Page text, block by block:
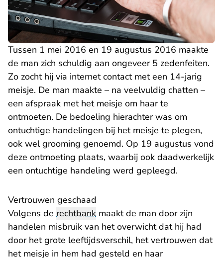
Tussen 1 mei 2016 en 19 augustus 2016 maakte
de man zich schuldig aan ongeveer 5 zedenfeiten.
Zo zocht hij via internet contact met een 14-jarig
meisje. De man maakte – na veelvuldig chatten –
een afspraak met het meisje om haar te
ontmoeten. De bedoeling hierachter was om
ontuchtige handelingen bij het meisje te plegen,
ook wel grooming genoemd. Op 19 augustus vond
deze ontmoeting plaats, waarbij ook daadwerkelijk
een ontuchtige handeling werd gepleegd.
Vertrouwen geschaad
Volgens de rechtbank maakt de man door zijn
handelen misbruik van het overwicht dat hij had
door het grote leeftijdsverschil, het vertrouwen dat
het meisje in hem had gesteld en haar